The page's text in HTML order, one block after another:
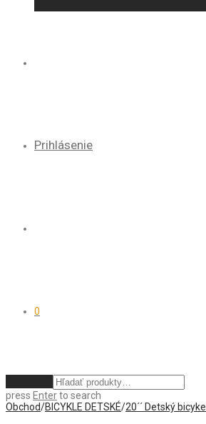
Prihlásenie
0
press Enterto search
Obchod/BICYKLE DETSKÉ/20´´ Detský bicykel